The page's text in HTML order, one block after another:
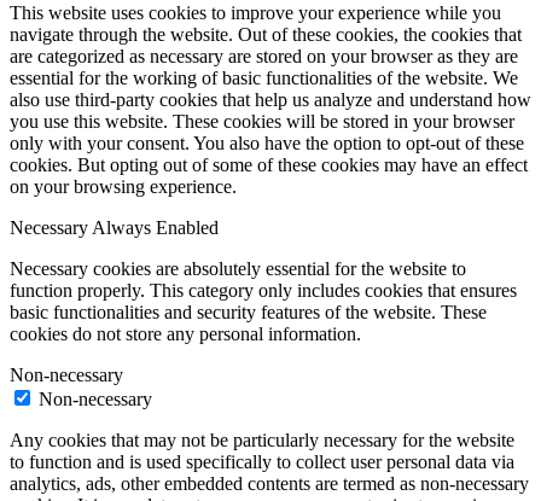
This website uses cookies to improve your experience while you
navigate through the website. Out of these cookies, the cookies that
are categorized as necessary are stored on your browser as they are
essential for the working of basic functionalities of the website. We
also use third-party cookies that help us analyze and understand how
you use this website. These cookies will be stored in your browser
only with your consent. You also have the option to opt-out of these
cookies. But opting out of some of these cookies may have an effect
on your browsing experience.
Necessary Always Enabled
Necessary cookies are absolutely essential for the website to
function properly. This category only includes cookies that ensures
basic functionalities and security features of the website. These
cookies do not store any personal information.
Non-necessary
Non-necessary
Any cookies that may not be particularly necessary for the website
to function and is used specifically to collect user personal data via
analytics, ads, other embedded contents are termed as non-necessary